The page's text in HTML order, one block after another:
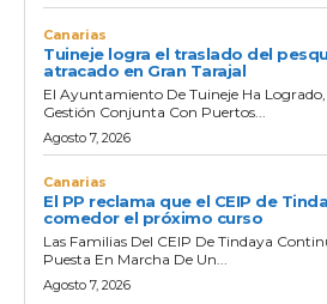
Canarias
Tuineje logra el traslado del
atracado en Gran Tarajal
El Ayuntamiento De Tuineje Ha Logrado,
Gestión Conjunta Con Puertos...
Agosto 7, 2026
Canarias
El PP reclama que el CEIP de
comedor el próximo curso
Las Familias Del CEIP De Tindaya
Puesta En Marcha De Un...
Agosto 7, 2026